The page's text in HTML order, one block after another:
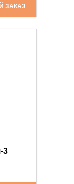
ЗАКАЗ
3